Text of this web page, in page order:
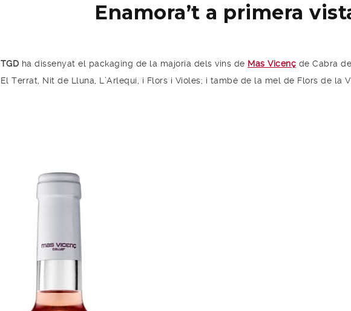
Enamora’t a primera
TGD ha dissenyat el packaging de la majoria dels vins de Mas Vicenç de Cabra
El Terrat, Nit de Lluna, L’Arlequí, i Flors i Violes; i també de la mel de Flors de la